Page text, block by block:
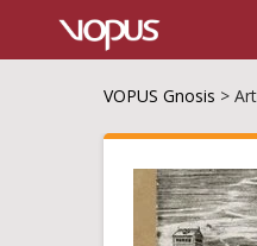
VOPUS Gnosis >